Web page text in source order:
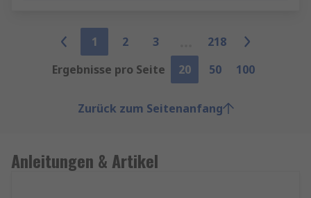
1 2 3
218
Ergebnisse pro Seite
20 50 100
Zurück zum Seitenanfang
Anleitungen & Artikel